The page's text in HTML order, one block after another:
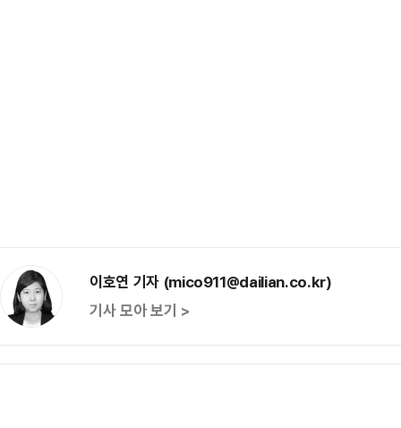
이호연 기자 (mico911@dailian.co.kr)
기사 모아 보기 >